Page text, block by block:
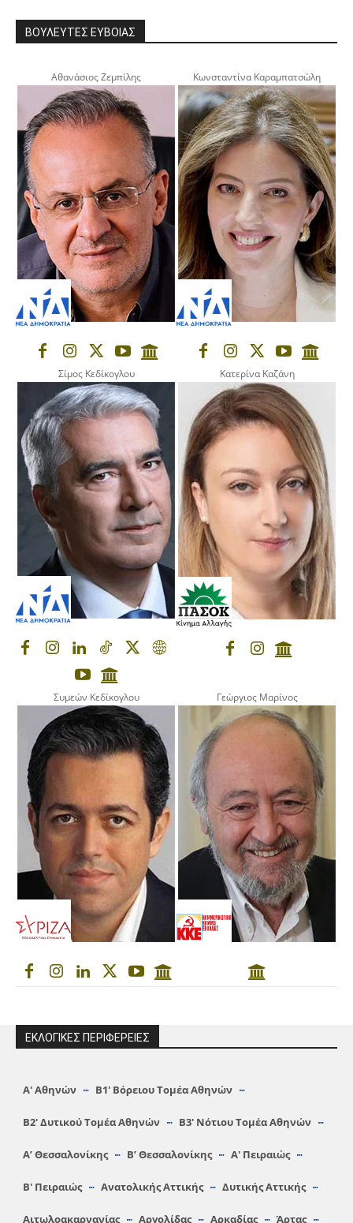
ΒΟΥΛΕΥΤΕΣ ΕΥΒΟΙΑΣ
Αθανάσιος Ζεμπίλης Κωνσταντίνα Καραμπατσώλη
Σίμος Κεδίκογλου Κατερίνα Καζάνη
Συμεών Κεδίκογλου Γεώργιος Μαρίνος
ΕΚΛΟΓΙΚΕΣ ΠΕΡΙΦΕΡΕΙΕΣ
Α′ Αθηνών Β1′ Βόρειου Τομέα Αθηνών
Β2′ Δυτικού Τομέα Αθηνών Β3′ Νότιου Τομέα Αθηνών
A’ Θεσσαλονίκης Β’ Θεσσαλονίκης Α′ Πειραιώς
Β′ Πειραιώς Ανατολικής Αττικής Δυτικής Αττικής
Αιτωλοακαρνανίας Αργολίδας Αρκαδίας Άρτας